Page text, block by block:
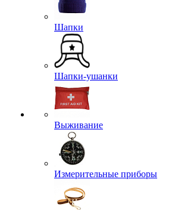
Шапки
Шапки-ушанки
Выживание
Измерительные приборы